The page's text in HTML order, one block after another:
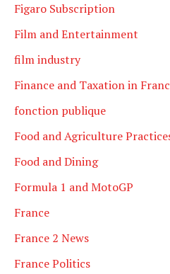
Figaro Subscription
Film and Entertainment
film industry
Finance and Taxation in
fonction publique
Food and Agriculture
Food and Dining
Formula 1 and MotoGP
France
France 2 News
France Politics